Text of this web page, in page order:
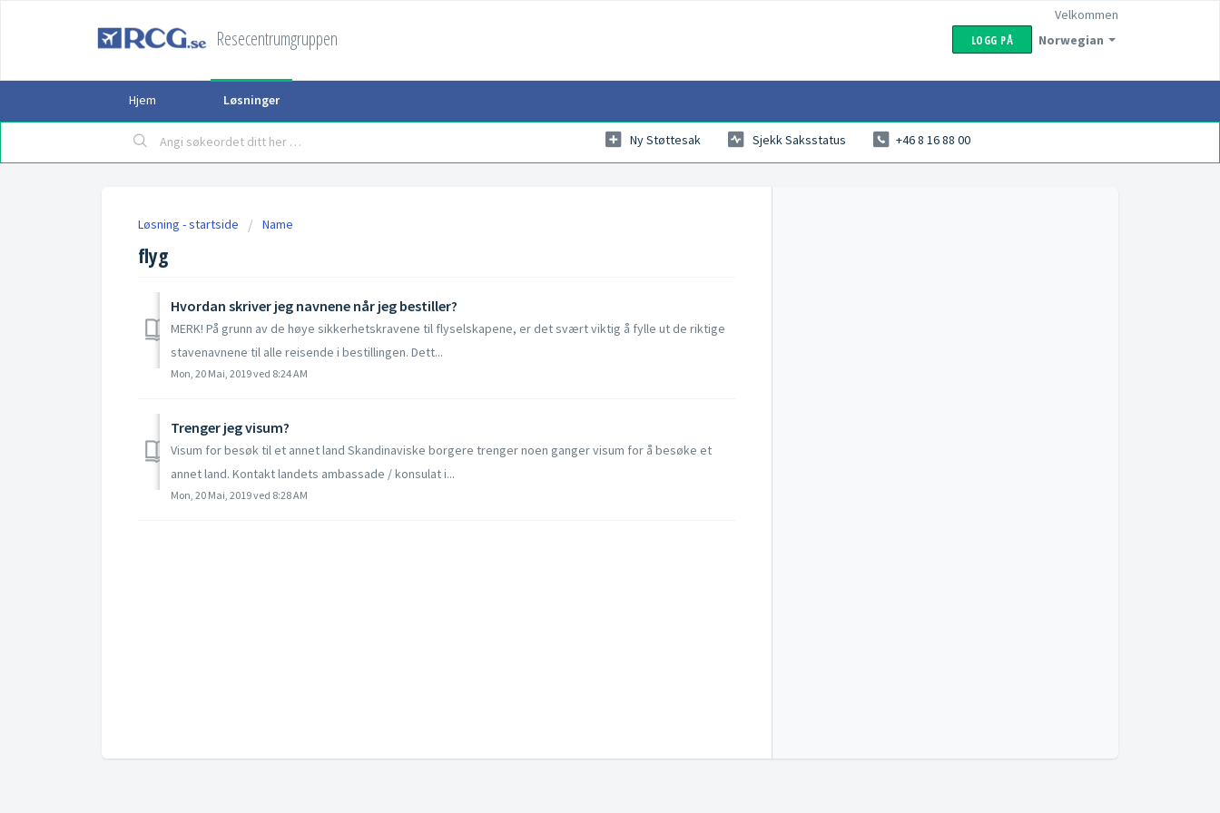
Resecentrumgruppen Norwegian
Velkommen
LOGG PÅ
Hjem Løsninger
Ny Støttesak Sjekk Saksstatus +46 8 16 88 00
Løsning - startside Name
flyg
Hvordan skriver jeg navnene når jeg bestiller?
MERK! På grunn av de høye sikkerhetskravene til flyselskapene, er det svært viktig å fylle ut de riktige
stavenavnene til alle reisende i bestillingen. Dett...
Mon, 20 Mai, 2019 ved 8:24 AM
Trenger jeg visum?
Visum for besøk til et annet land Skandinaviske borgere trenger noen ganger visum for å besøke et
annet land. Kontakt landets ambassade / konsulat i...
Mon, 20 Mai, 2019 ved 8:28 AM